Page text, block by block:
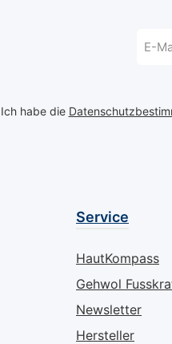
Mail-
Ich habe die
Service
HautKompass
Gehwol
Newsletter
Hersteller